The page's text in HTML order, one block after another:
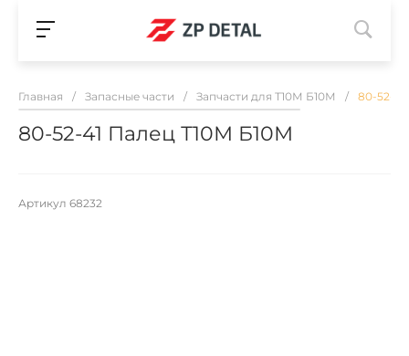
Главная / Запасные части / Запчасти для Т10М Б10М / 80-52-
80-52-41 Палец Т10М Б10М
Артикул 68232